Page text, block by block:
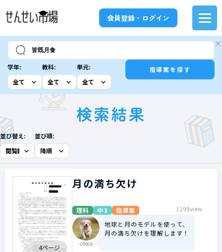
会員登録・ログイン
学年: 教科: 単元: 指導案を探す
検索結果
並び替え: 並び順:
4ページ
月の満ち欠け
理科 中3 指導案 1199view
choco
地球と月のモデルを使って、
月の満ち欠けを理解します！